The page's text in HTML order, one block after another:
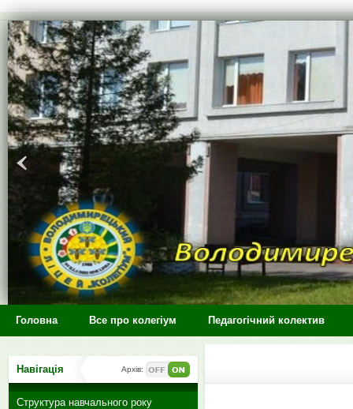
>
Головна Все про колегіум Педагогічний колектив
Навігація Архів:
Структура навчального року